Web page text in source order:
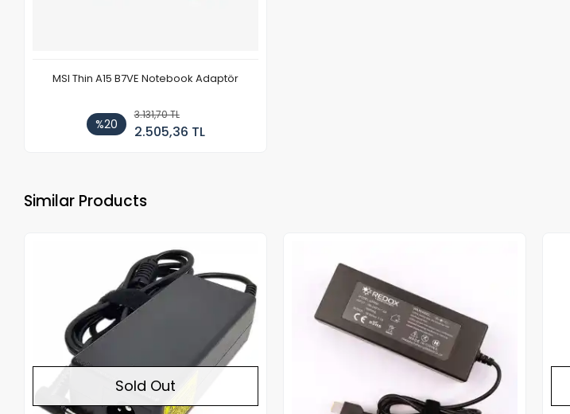
MSI Thin A15 B7VE Notebook Adaptör
%20
3.131,70 TL
2.505,36 TL
Similar Products
Sold Out